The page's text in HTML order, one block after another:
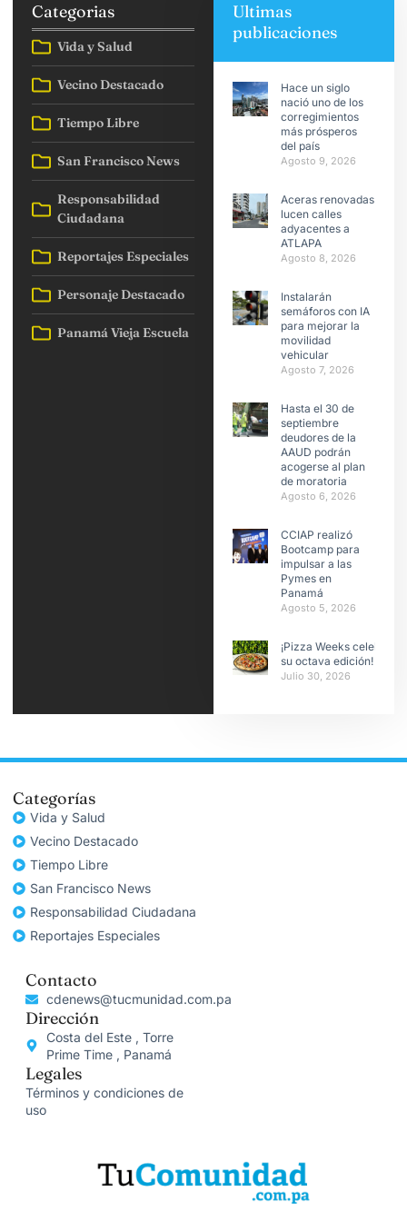
Categorias
Vida y Salud
Vecino Destacado
Tiempo Libre
San Francisco News
Responsabilidad
Ciudadana
Reportajes Especiales
Personaje Destacado
Panamá Vieja Escuela
Ultimas
publicaciones
Hace un siglo
nació uno de los
corregimientos
más prósperos
del país
Agosto 9, 2026
Aceras renovadas
lucen calles
adyacentes a
ATLAPA
Agosto 8, 2026
Instalarán
semáforos con IA
para mejorar la
movilidad
vehicular
Agosto 7, 2026
Hasta el 30 de
septiembre
deudores de la
AAUD podrán
acogerse al plan
de moratoria
Agosto 6, 2026
CCIAP realizó
Bootcamp para
impulsar a las
Pymes en
Panamá
Agosto 5, 2026
¡Pizza Weeks celebra
su octava edición!
Julio 30, 2026
Categorías
Vida y Salud
Vecino Destacado
Tiempo Libre
San Francisco News
Responsabilidad Ciudadana
Reportajes Especiales
Contacto
cdenews@tucmunidad.com.pa
Dirección
Costa del Este , Torre
Prime Time , Panamá
Legales
Términos y condiciones de
uso